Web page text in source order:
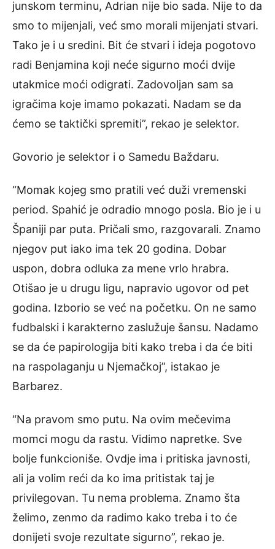
junskom terminu, Adrian nije bio sada. Nije to da
smo to mijenjali, već smo morali mijenjati stvari.
Tako je i u sredini. Bit će stvari i ideja pogotovo
radi Benjamina koji neće sigurno moći dvije
utakmice moći odigrati. Zadovoljan sam sa
igračima koje imamo pokazati. Nadam se da
ćemo se taktički spremiti”, rekao je selektor.
Govorio je selektor i o Samedu Baždaru.
“Momak kojeg smo pratili već duži vremenski
period. Spahić je odradio mnogo posla. Bio je i u
Španiji par puta. Pričali smo, razgovarali. Znamo
njegov put iako ima tek 20 godina. Dobar
uspon, dobra odluka za mene vrlo hrabra.
Otišao je u drugu ligu, napravio ugovor od pet
godina. Izborio se već na početku. On ne samo
fudbalski i karakterno zaslužuje šansu. Nadamo
se da će papirologija biti kako treba i da će biti
na raspolaganju u Njemačkoj”, istakao je
Barbarez.
“Na pravom smo putu. Na ovim mečevima
momci mogu da rastu. Vidimo napretke. Sve
bolje funkcioniše. Ovdje ima i pritiska javnosti,
ali ja volim reći da ko ima pritistak taj je
privilegovan. Tu nema problema. Znamo šta
želimo, zenmo da radimo kako treba i to će
donijeti svoje rezultate sigurno”, rekao je.